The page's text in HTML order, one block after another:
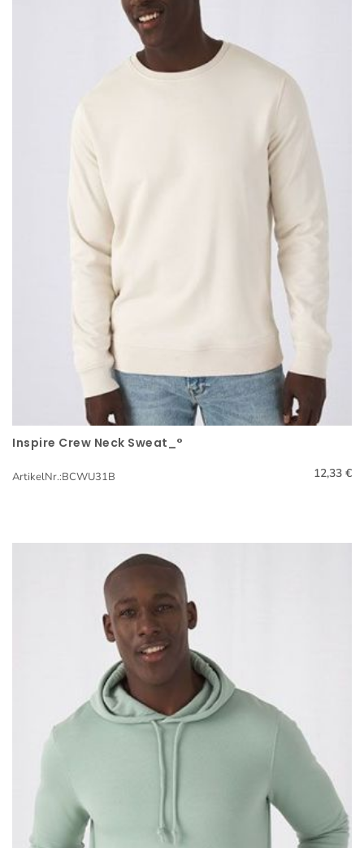
Schnellansicht
Inspire Crew Neck Sweat_°
ArtikelNr.:BCWU31B 12,33 €